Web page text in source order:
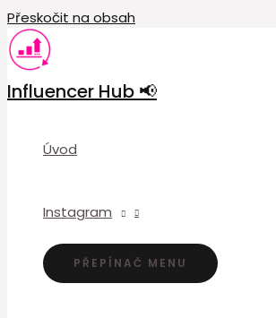
Přeskočit na obsah
Influencer Hub 📢
Úvod
Instagram
PŘEPÍNAČ MENU